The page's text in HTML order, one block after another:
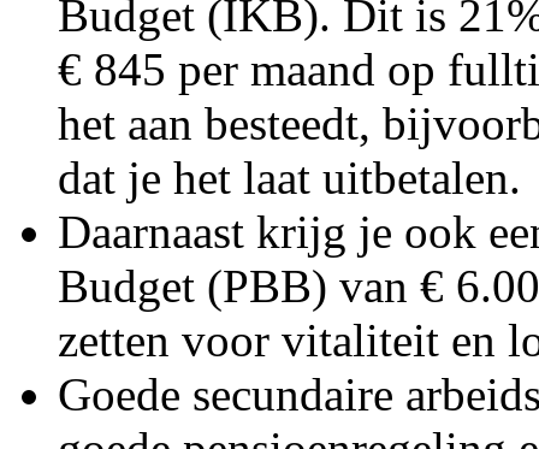
Budget (IKB). Dit is
€ 845 per maand op
het aan besteedt,
dat je het laat uitbetalen.
Daarnaast krijg je ook
Budget (PBB) van €
zetten voor vitaliteit en
Goede secundaire